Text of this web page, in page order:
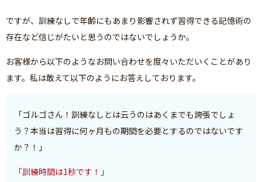
ですが、訓練なしで年齢にもあまり影響されず習得できる記憶術の
存在など信じがたいと思うのではないでしょうか。
お客様から以下のようなお問い合わせを度々いただいくことがあり
ます。私は敢えて以下のようにお答えしております。
「ゴルゴさん！訓練なしとは云うのはあくまでも誇張でしょ
う？本当は習得に何ヶ月もの期間を必要とするのではないです
か？！」
「訓練時間は1秒です！」